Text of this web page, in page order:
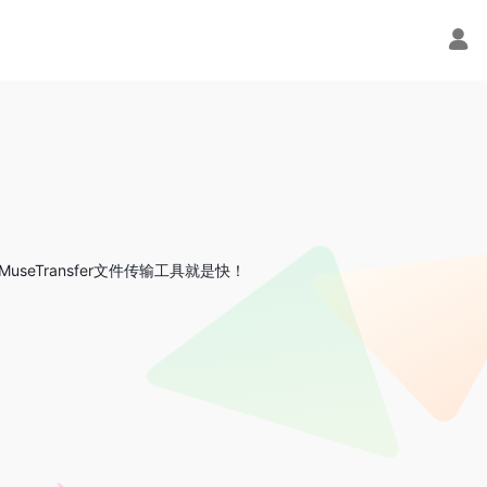
文件传输工具就是快！